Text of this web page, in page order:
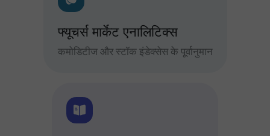
फ्यूचर्स मार्केट एनालिटिक्स
कमोडिटीज और स्टॉक इंडेक्सेस के पूर्वानुमान